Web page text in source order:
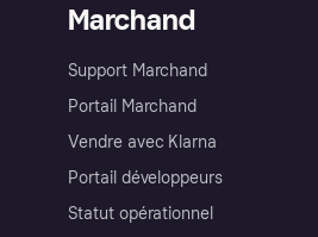
Marchand
Support Marchand
Portail Marchand
Vendre avec Klarna
Portail développeurs
Statut opérationnel